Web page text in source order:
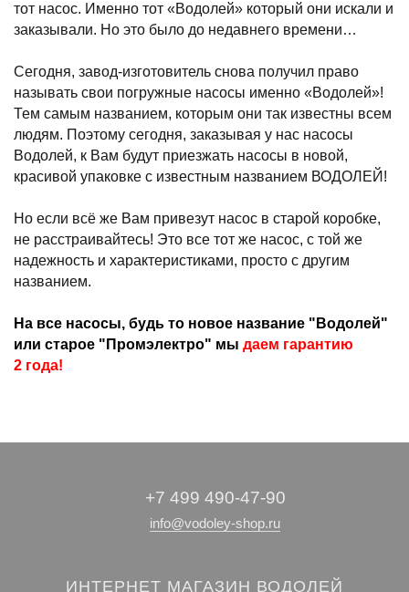
тот насос. Именно тот «Водолей» который они искали и
заказывали. Но это было до недавнего времени…
Сегодня, завод-изготовитель снова получил право
называть свои погружные насосы именно «Водолей»!
Тем самым названием, которым они так известны всем
людям. Поэтому сегодня, заказывая у нас насосы
Водолей, к Вам будут приезжать насосы в новой,
красивой упаковке с известным названием ВОДОЛЕЙ!
Но если всё же Вам привезут насос в старой коробке,
не расстраивайтесь! Это все тот же насос, с той же
надежность и характеристиками, просто с другим
названием.
На все насосы, будь то новое название "Водолей"
или старое "Промэлектро" мы даем гарантию
2 года!
+7 499 490-47-90
info@vodoley-shop.ru
ИНТЕРНЕТ МАГАЗИН ВОДОЛЕЙ